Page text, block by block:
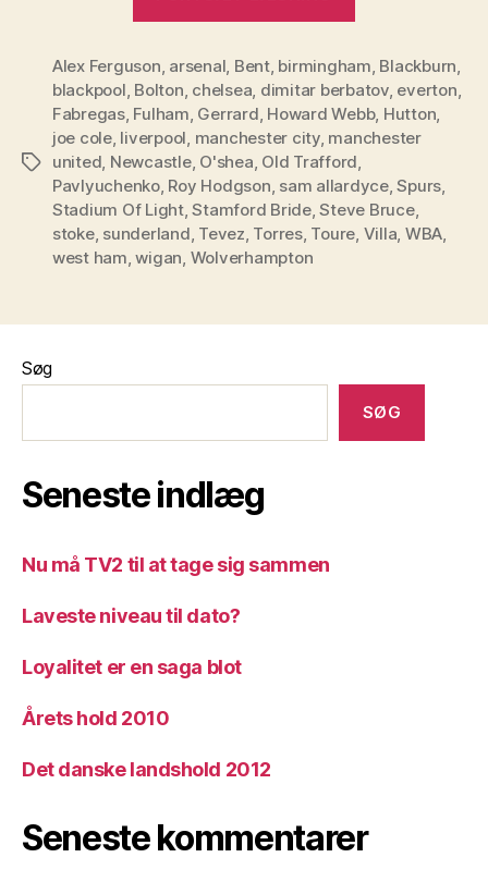
5”
Tags
Alex Ferguson, arsenal, Bent, birmingham, Blackburn,
blackpool, Bolton, chelsea, dimitar berbatov, everton,
Fabregas, Fulham, Gerrard, Howard Webb, Hutton,
joe cole, liverpool, manchester city, manchester
united, Newcastle, O'shea, Old Trafford,
Pavlyuchenko, Roy Hodgson, sam allardyce,Spurs,
Stadium Of Light,Stamford Bride,Steve Bruce,
stoke, sunderland, Tevez, Torres, Toure, Villa, WBA,
west ham,wigan, Wolverhampton
Søg
SØG
Seneste indlæg
Nu må TV2 til at tage sig sammen
Laveste niveau til dato?
Loyalitet er en saga blot
Årets hold 2010
Det danske landshold 2012
Seneste kommentarer